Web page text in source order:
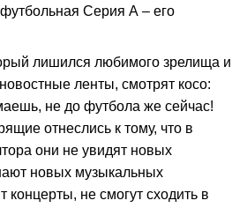
Серия А – его
лишился любимого зрелища и
ленты, смотрят косо:
не до футбола же сейчас!
отнеслись к тому, что в
они не увидят новых
новых музыкальных
концерты, не смогут сходить в